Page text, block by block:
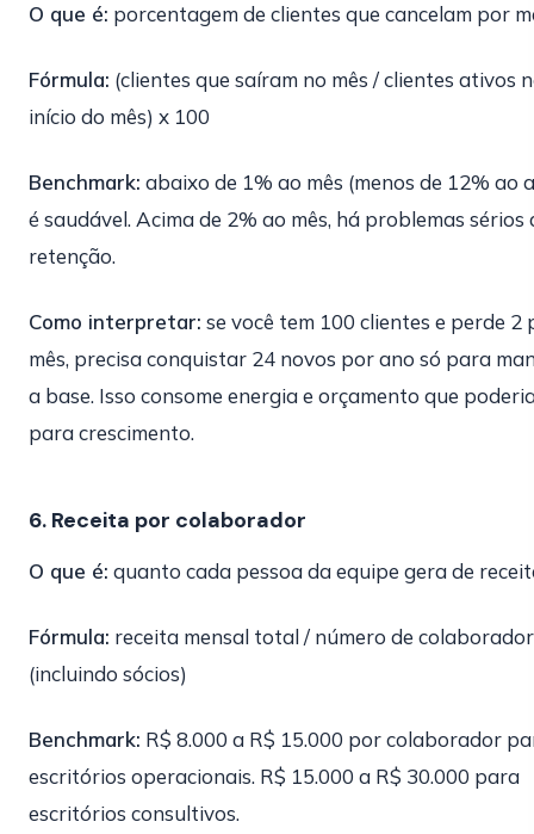
O que é: porcentagem de clientes que cancelam por
Fórmula: (clientes que saíram no mês / clientes ativos
início do mês) x 100
Benchmark: abaixo de 1% ao mês (menos de 12% ao
é saudável. Acima de 2% ao mês, há problemas sérios
retenção.
Como interpretar: se você tem 100 clientes e perde 2
mês, precisa conquistar 24 novos por ano só para
a base. Isso consome energia e orçamento que
para crescimento.
6. Receita por colaborador
O que é: quanto cada pessoa da equipe gera de
Fórmula: receita mensal total / número de
(incluindo sócios)
Benchmark: R$ 8.000 a R$ 15.000 por colaborador
escritórios operacionais. R$ 15.000 a R$ 30.000 para
escritórios consultivos.